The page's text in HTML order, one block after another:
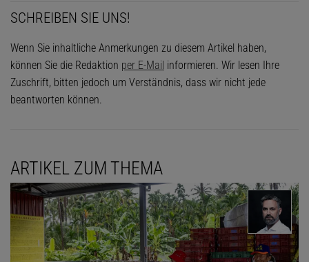
SCHREIBEN SIE UNS!
Wenn Sie inhaltliche Anmerkungen zu diesem Artikel haben,
können Sie die Redaktion per E-Mail informieren. Wir lesen Ihre
Zuschrift, bitten jedoch um Verständnis, dass wir nicht jede
beantworten können.
ARTIKEL ZUM THEMA